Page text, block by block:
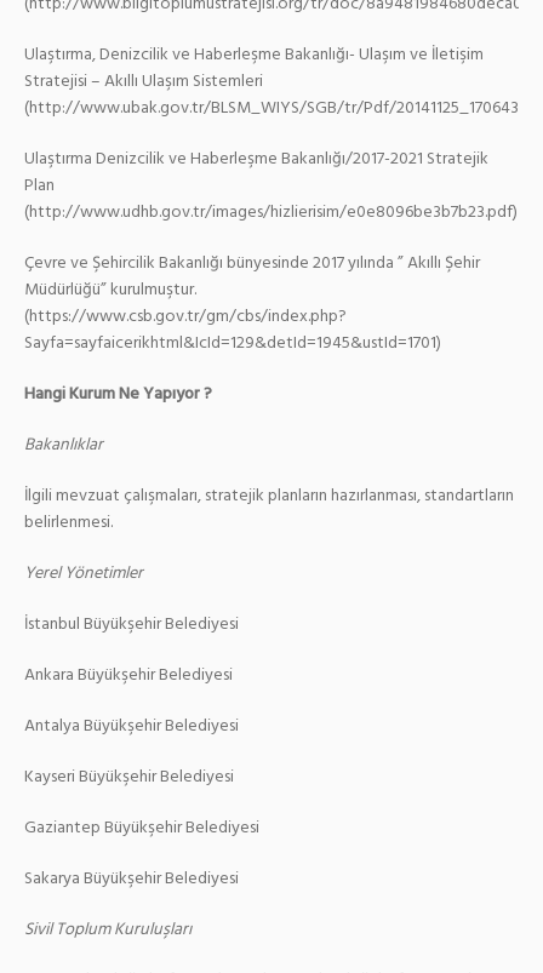
Ulaştırma, Denizcilik ve Haberleşme Bakanlığı- Ulaşım ve İletişim
Stratejisi – Akıllı Ulaşım Sistemleri
(http://www.ubak.gov.tr/BLSM_WIYS/SGB/tr/Pdf/
Ulaştırma Denizcilik ve Haberleşme Bakanlığı/2017-2021 Stratejik
Plan
(http://www.udhb.gov.tr/images/hizlierisim/e0e8096be3b7b23.pdf)
Çevre ve Şehircilik Bakanlığı bünyesinde 2017 yılında ” Akıllı Şehir
Müdürlüğü” kurulmuştur.
(https://www.csb.gov.tr/gm/cbs/index.php?
Sayfa=sayfaicerikhtml&IcId=129&detId=1945&ustId=1701)
Hangi Kurum Ne Yapıyor ?
Bakanlıklar
İlgili mevzuat çalışmaları, stratejik planların hazırlanması, standartların
belirlenmesi.
Yerel Yönetimler
İstanbul Büyükşehir Belediyesi
Ankara Büyükşehir Belediyesi
Antalya Büyükşehir Belediyesi
Kayseri Büyükşehir Belediyesi
Gaziantep Büyükşehir Belediyesi
Sakarya Büyükşehir Belediyesi
Sivil Toplum Kuruluşları